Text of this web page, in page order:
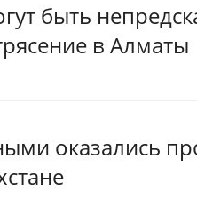
быть
в Алматы
оказались